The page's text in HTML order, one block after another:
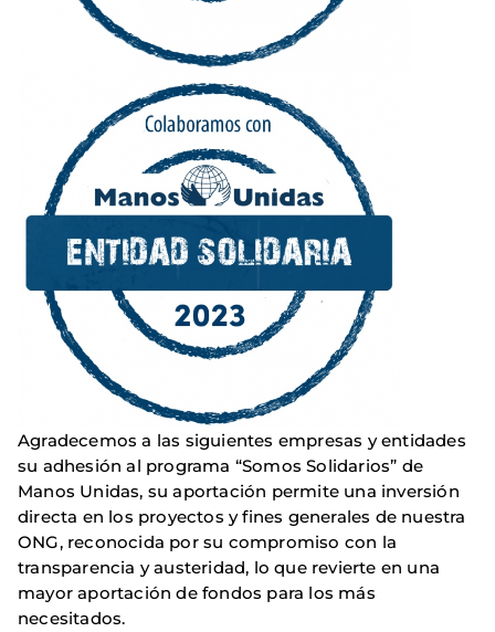
Agradecemos a las siguientes empresas y entidades
su adhesión al programa “Somos Solidarios” de
Manos Unidas, su aportación permite una inversión
directa en los proyectos y fines generales de nuestra
ONG, reconocida por su compromiso con la
transparencia y austeridad, lo que revierte en una
mayor aportación de fondos para los más
necesitados.